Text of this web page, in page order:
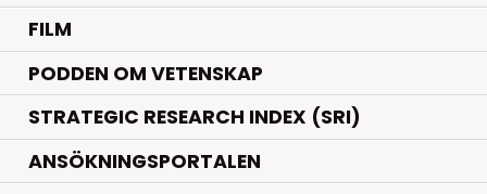
FILM
PODDEN OM VETENSKAP
STRATEGIC RESEARCH INDEX (SRI)
ANSÖKNINGSPORTALEN